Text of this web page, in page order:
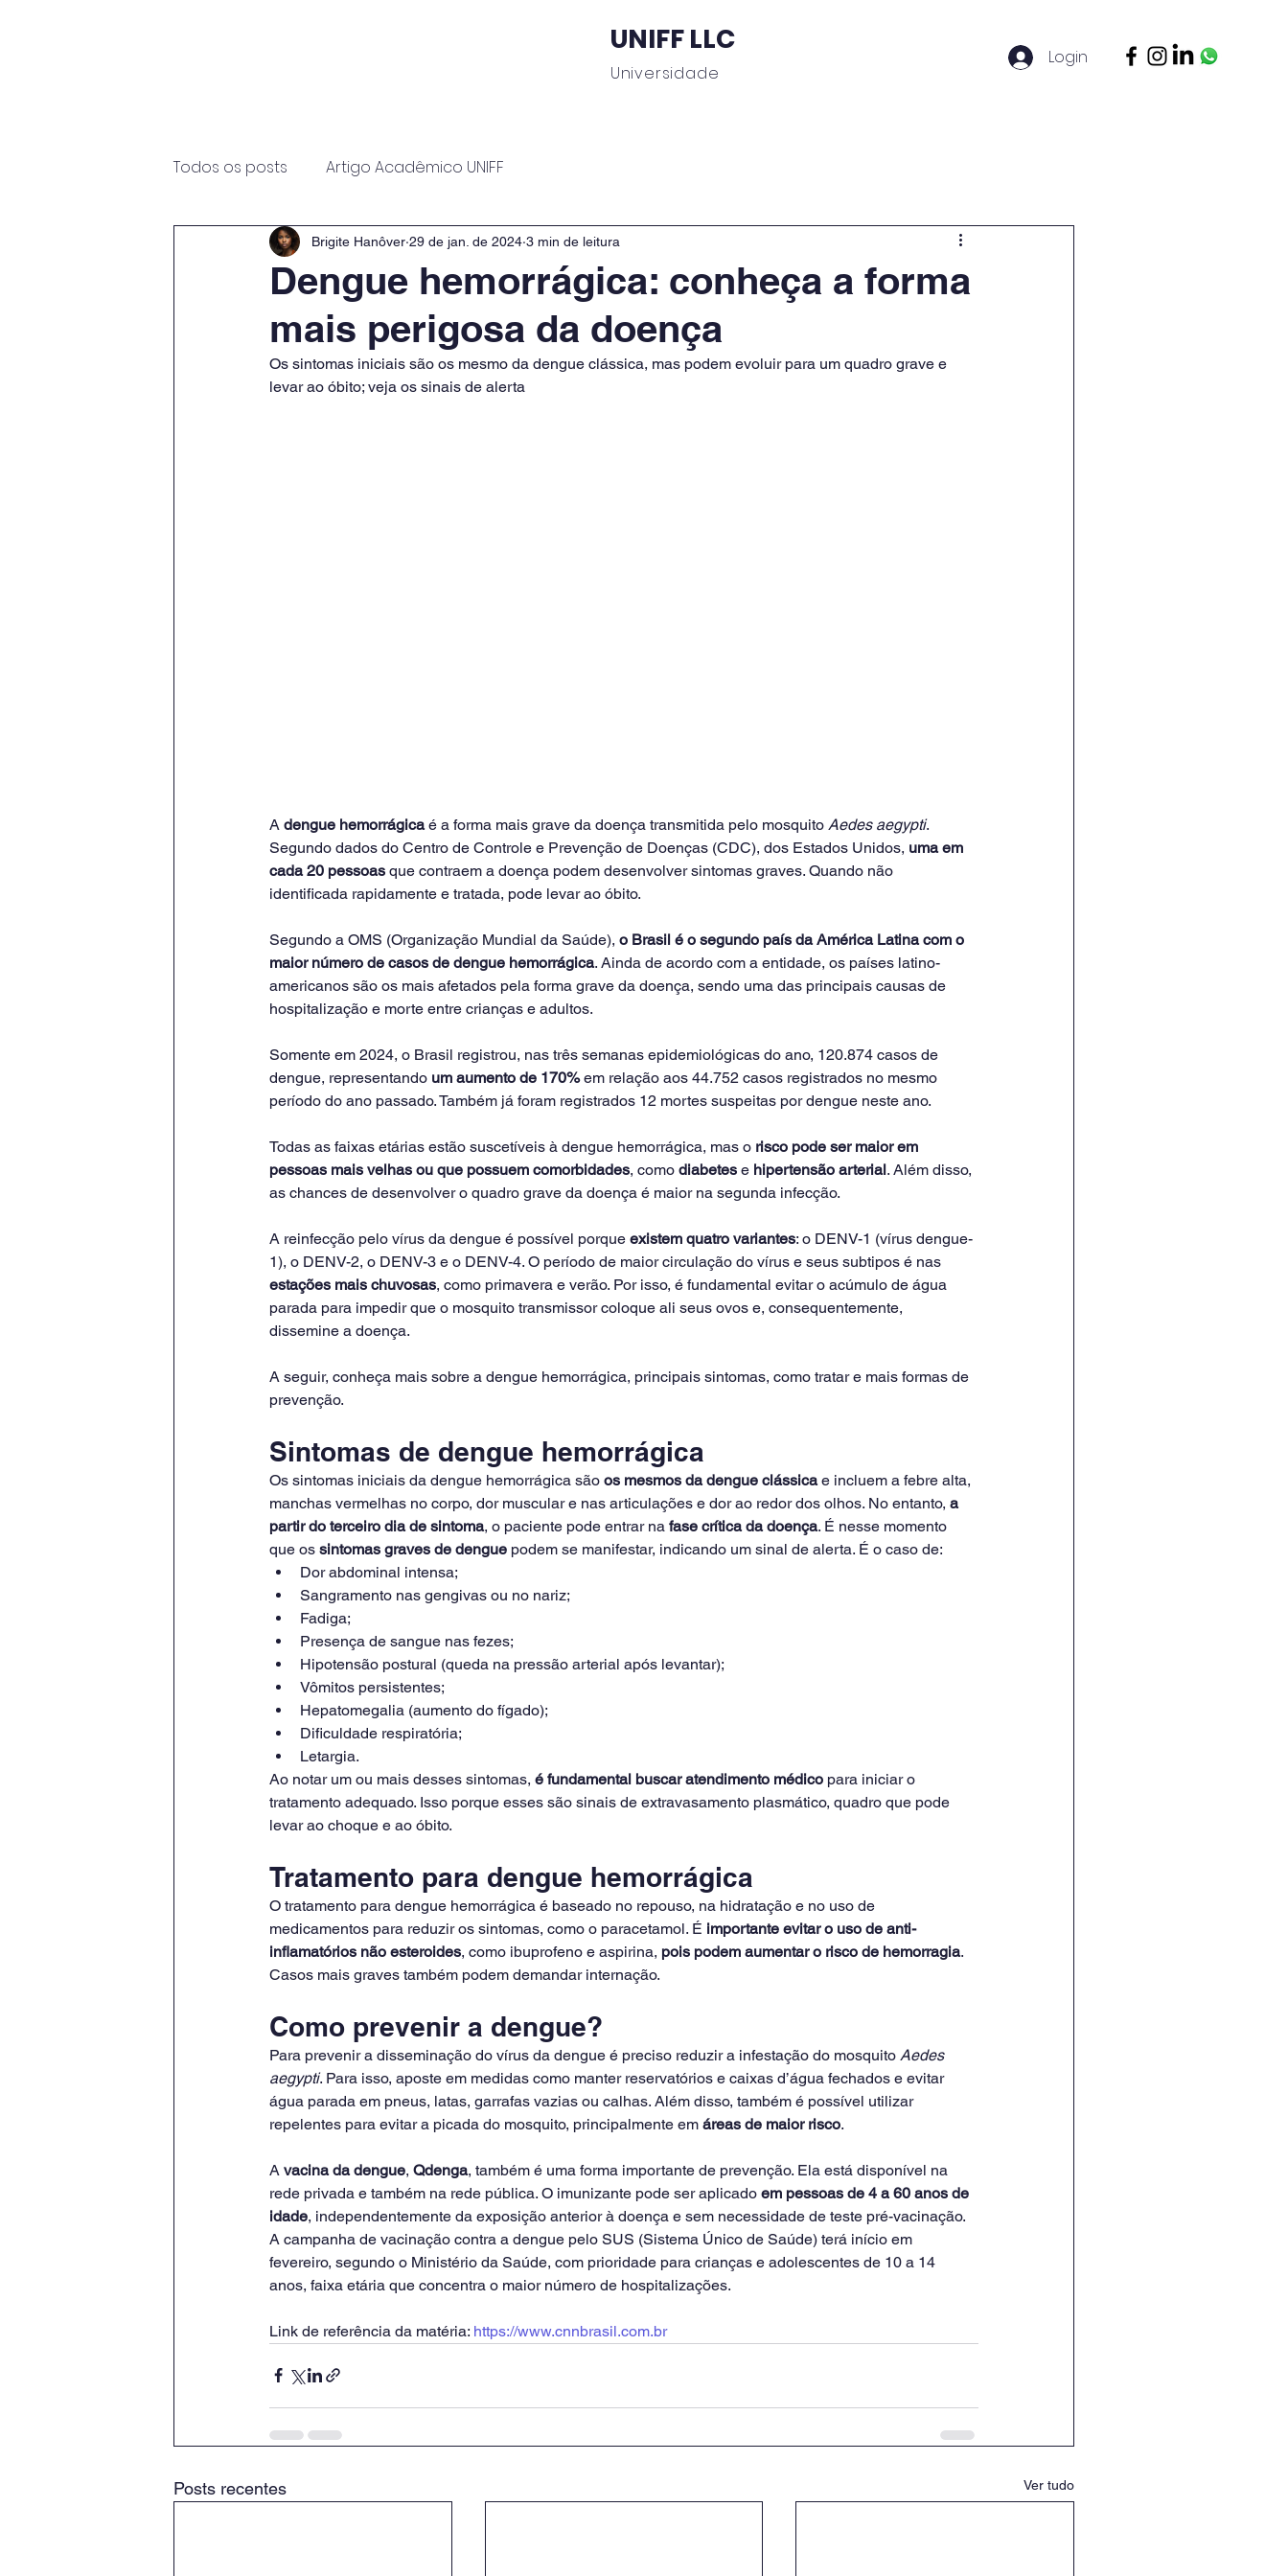
UNIFF LLC
Universidade
Login
Todos os posts Artigo Acadêmico UNIFF
Dengue hemorrágica: conheça a forma
mais perigosa da doença
Brigite Hanôver 29 de jan. de 2024 3 min de leitura
Os sintomas iniciais são os mesmo da dengue clássica, mas podem evoluir para um quadro grave e
levar ao óbito; veja os sinais de alerta
A dengue hemorrágica é a forma mais grave da doença transmitida pelo mosquito Aedes aegypti.
Segundo dados do Centro de Controle e Prevenção de Doenças (CDC), dos Estados Unidos, uma em
cada 20 pessoas que contraem a doença podem desenvolver sintomas graves. Quando não
identificada rapidamente e tratada, pode levar ao óbito.
Segundo a OMS (Organização Mundial da Saúde), o Brasil é o segundo país da América Latina com o
maior número de casos de dengue hemorrágica. Ainda de acordo com a entidade, os países latino-
americanos são os mais afetados pela forma grave da doença, sendo uma das principais causas de
hospitalização e morte entre crianças e adultos.
Somente em 2024, o Brasil registrou, nas três semanas epidemiológicas do ano, 120.874 casos de
dengue, representando um aumento de 170% em relação aos 44.752 casos registrados no mesmo
período do ano passado. Também já foram registrados 12 mortes suspeitas por dengue neste ano.
Todas as faixas etárias estão suscetíveis à dengue hemorrágica, mas o risco pode ser maior em
pessoas mais velhas ou que possuem comorbidades, como diabetes e hipertensão arterial. Além disso,
as chances de desenvolver o quadro grave da doença é maior na segunda infecção.
A reinfecção pelo vírus da dengue é possível porque existem quatro variantes: o DENV-1 (vírus dengue-
1), o DENV-2, o DENV-3 e o DENV-4. O período de maior circulação do vírus e seus subtipos é nas
estações mais chuvosas, como primavera e verão. Por isso, é fundamental evitar o acúmulo de água
parada para impedir que o mosquito transmissor coloque ali seus ovos e, consequentemente,
dissemine a doença.
A seguir, conheça mais sobre a dengue hemorrágica, principais sintomas, como tratar e mais formas de
prevenção.
Sintomas de dengue hemorrágica
Os sintomas iniciais da dengue hemorrágica são os mesmos da dengue clássica e incluem a febre alta,
manchas vermelhas no corpo, dor muscular e nas articulações e dor ao redor dos olhos. No entanto, a
partir do terceiro dia de sintoma, o paciente pode entrar na fase crítica da doença. É nesse momento
que os sintomas graves de dengue podem se manifestar, indicando um sinal de alerta. É o caso de:
Dor abdominal intensa;
Sangramento nas gengivas ou no nariz;
Fadiga;
Presença de sangue nas fezes;
Hipotensão postural (queda na pressão arterial após levantar);
Vômitos persistentes;
Hepatomegalia (aumento do fígado);
Dificuldade respiratória;
Letargia.
Ao notar um ou mais desses sintomas, é fundamental buscar atendimento médico para iniciar o
tratamento adequado. Isso porque esses são sinais de extravasamento plasmático, quadro que pode
levar ao choque e ao óbito.
Tratamento para dengue hemorrágica
O tratamento para dengue hemorrágica é baseado no repouso, na hidratação e no uso de
medicamentos para reduzir os sintomas, como o paracetamol. É importante evitar o uso de anti-
inflamatórios não esteroides, como ibuprofeno e aspirina, pois podem aumentar o risco de hemorragia.
Casos mais graves também podem demandar internação.
Como prevenir a dengue?
Para prevenir a disseminação do vírus da dengue é preciso reduzir a infestação do mosquito Aedes
aegypti. Para isso, aposte em medidas como manter reservatórios e caixas d’água fechados e evitar
água parada em pneus, latas, garrafas vazias ou calhas. Além disso, também é possível utilizar
repelentes para evitar a picada do mosquito, principalmente em áreas de maior risco.
A vacina da dengue, Qdenga, também é uma forma importante de prevenção. Ela está disponível na
rede privada e também na rede pública. O imunizante pode ser aplicado em pessoas de 4 a 60 anos de
idade, independentemente da exposição anterior à doença e sem necessidade de teste pré-vacinação.
A campanha de vacinação contra a dengue pelo SUS (Sistema Único de Saúde) terá início em
fevereiro, segundo o Ministério da Saúde, com prioridade para crianças e adolescentes de 10 a 14
anos, faixa etária que concentra o maior número de hospitalizações.
Link de referência da matéria: https://www.cnnbrasil.com.br
Posts recentes Ver tudo